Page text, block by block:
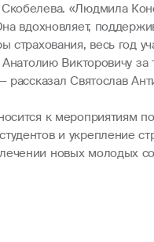
«Людмила
вдохновляет,
весь год
Викторовичу
рассказал Святослав
к мероприятиям
и укрепление
новых молодых